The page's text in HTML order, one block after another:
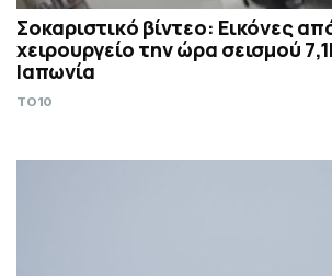
Σοκαριστικό βίντεο: Εικόνες
χειρουργείο την ώρα σεισμού
Ιαπωνία
TO10